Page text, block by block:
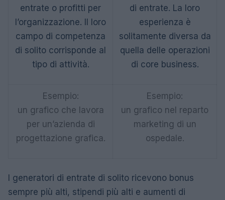
entrate o profitti per
l’organizzazione. Il loro
campo di competenza
di solito corrisponde al
tipo di attività.
di entrate. La loro
esperienza è
solitamente diversa da
quella delle operazioni
di core business.
Esempio:
un grafico che lavora
per un’azienda di
progettazione grafica.
Esempio:
un grafico nel reparto
marketing di un
ospedale.
I generatori di entrate di solito ricevono bonus
sempre più alti, stipendi più alti e aumenti di